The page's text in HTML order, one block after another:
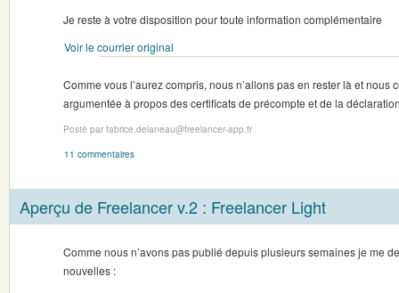
Je reste à votre disposition pour toute information complémentaire
Voir le courrier original
Comme vous l’aurez compris, nous n’allons pas en rester là et
argumentée à propos des certificats de précompte et de la
Posté par fabrice.delaneau@freelancer-app.fr
11 commentaires
Aperçu de Freelancer v.2 : Freelancer Light
Comme nous n’avons pas publié depuis plusieurs semaines je me
nouvelles :